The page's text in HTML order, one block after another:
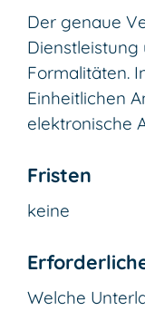
Der genaue
Formalitäten.
Einheitlichen
elektronische
Fristen
keine
Welche